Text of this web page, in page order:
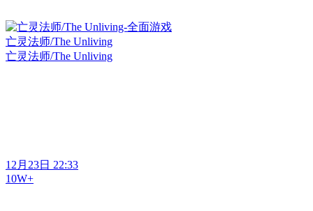
亡灵法师/The Unliving
亡灵法师/The Unliving
12月23日 22:33
10W+